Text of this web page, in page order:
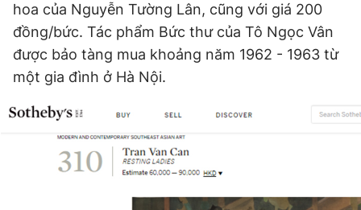
hoa của Nguyễn Tường Lân, cũng với giá 200
đồng/bức. Tác phẩm Bức thư của Tô Ngọc Vân
được bảo tàng mua khoảng năm 1962 - 1963 từ
một gia đình ở Hà Nội.